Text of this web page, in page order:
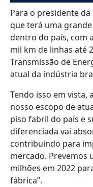
Para o presidente da
que terá uma
dentro do país, com
mil km de linhas até
Transmissão de
atual da indústria
Tendo isso em vista,
nosso escopo de
piso fabril do país e
diferenciada vai
contribuindo para
mercado. Prevemos
milhões em 2022
fábrica”.